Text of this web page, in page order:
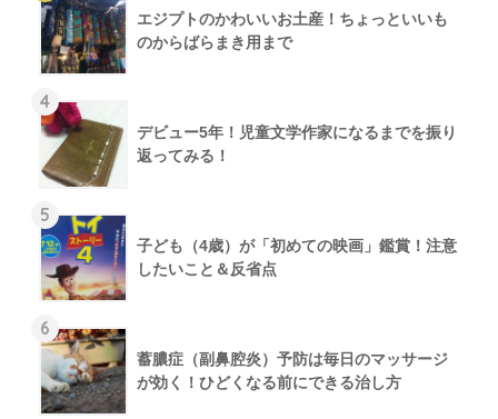
エジプトのかわいいお土産！ちょっといいも
のからばらまき用まで
4
デビュー5年！児童文学作家になるまでを振り
返ってみる！
5
子ども（4歳）が「初めての映画」鑑賞！注意
したいこと＆反省点
6
蓄膿症（副鼻腔炎）予防は毎日のマッサージ
が効く！ひどくなる前にできる治し方